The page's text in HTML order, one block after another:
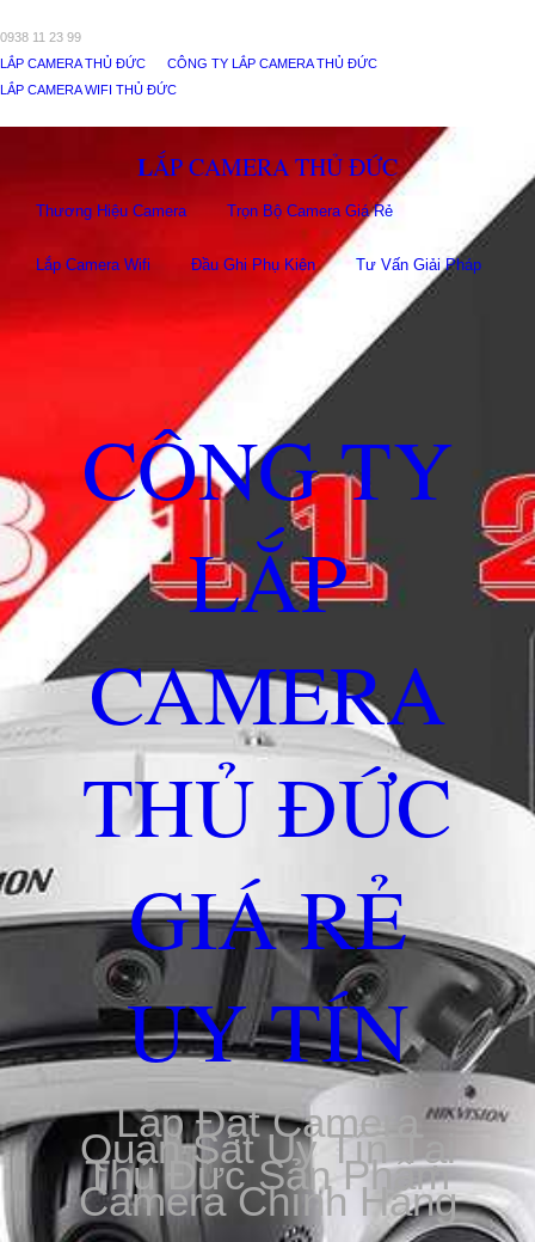
0938 11 23 99
LẮP CAMERA THỦ ĐỨC
CÔNG TY LẮP CAMERA THỦ ĐỨC
LẮP CAMERA WIFI THỦ ĐỨC
LẮP CAMERA THỦ ĐỨC
Thương Hiệu Camera Trọn Bộ Camera Giá Rẻ
Lắp Camera Wifi Đầu Ghi Phụ Kiên Tư Vấn Giải Pháp
CÔNG TY
LẮP
CAMERA
THỦ ĐỨC
GIÁ RẺ
UY TÍN
Lắp Đặt Camera
Quan Sát Uy Tín Tại
Thủ Đức Sản Phẩm
Camera Chính Hãng